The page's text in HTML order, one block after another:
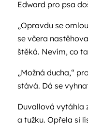
Edward pro psa
„Opravdu se
se včera
štěká. Nevím, co
„Možná ducha,“
stává. Dá se
Duvallová vytáhla
a tužku. Opřela si